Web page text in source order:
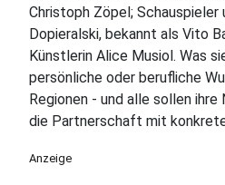
Christoph Zöpel; Schauspieler
Dopieralski, bekannt als Vito
Künstlerin Alice Musiol. Was
persönliche oder berufliche
Regionen - und alle sollen
die Partnerschaft mit
Anzeige